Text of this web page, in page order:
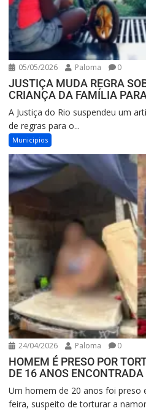
05/05/2026 Paloma 0
JUSTIÇA MUDA REGRA
CRIANÇA DA FAMÍLIA
A Justiça do Rio suspendeu um
de regras para o...
Municipios
24/04/2026 Paloma 0
HOMEM É PRESO POR
DE 16 ANOS
Um homem de 20 anos foi preso
feira, suspeito de torturar a